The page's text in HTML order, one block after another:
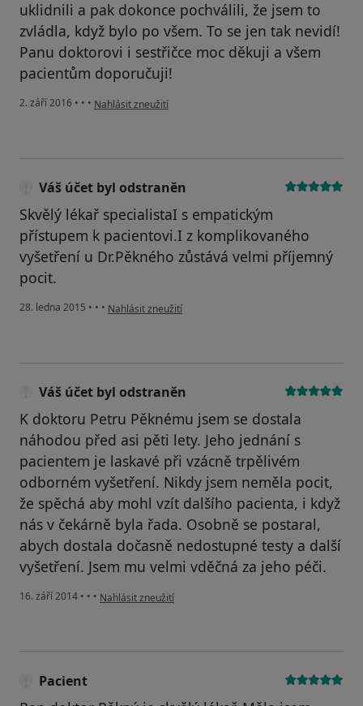
uklidnili a pak dokonce pochválili, že jsem to
zvládla, když bylo po všem. To se jen tak nevidí!
Panu doktorovi i sestřičce moc děkuji a všem
pacientům doporučuji!
2. září 2016 • • • podle názoru uživatele Alča D.
Nahlásit zneužití
Váš účet byl odstraněn
Skvělý lékař specialistaI s empatickým
přístupem k pacientovi.I z komplikovaného
vyšetření u Dr.Pěkného zůstává velmi příjemný
pocit.
28. ledna 2015 • • • podle názoru uživatele Váš účet byl odstraněn
Nahlásit zneužití
Váš účet byl odstraněn
K doktoru Petru Pěknému jsem se dostala
náhodou před asi pěti lety. Jeho jednání s
pacientem je laskavé při vzácně trpělivém
odborném vyšetření. Nikdy jsem neměla pocit,
že spěchá aby mohl vzít dalšího pacienta, i když
nás v čekárně byla řada. Osobně se postaral,
abych dostala dočasně nedostupné testy a další
vyšetření. Jsem mu velmi vděčná za jeho péči.
16. září 2014 • • • podle názoru uživatele Váš účet byl odstraněn
Nahlásit zneužití
Pacient